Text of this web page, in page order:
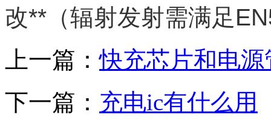
改**（辐射发射需满足
上一篇：快充芯片和电
下一篇： 充电ic有什么用